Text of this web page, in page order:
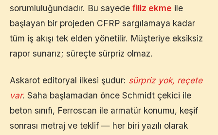
sorumluluğundadır. Bu sayede filiz ekme ile
başlayan bir projeden CFRP sargılamaya kadar
tüm iş akışı tek elden yönetilir. Müşteriye eksiksiz
rapor sunarız; süreçte sürpriz olmaz.
Askarot editoryal ilkesi şudur: sürpriz yok, reçete
var. Saha başlamadan önce Schmidt çekici ile
beton sınıfı, Ferroscan ile armatür konumu, keşif
sonrası metraj ve teklif — her biri yazılı olarak